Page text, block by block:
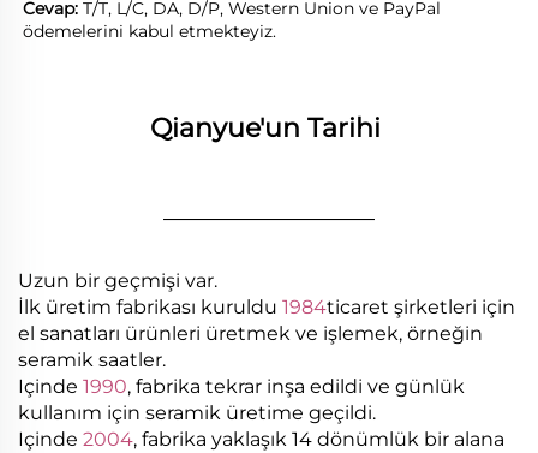
Cevap: T/T, L/C, DA, D/P, Western Union ve PayPal
ödemelerini kabul etmekteyiz.
Qianyue'un Tarihi
Uzun bir geçmişi var.
İlk üretim fabrikası kuruldu 1984ticaret şirketleri için
el sanatları ürünleri üretmek ve işlemek, örneğin
seramik saatler.
Içinde 1990, fabrika tekrar inşa edildi ve günlük
kullanım için seramik üretime geçildi.
Içinde 2004, fabrika yaklaşık 14 dönümlük bir alana